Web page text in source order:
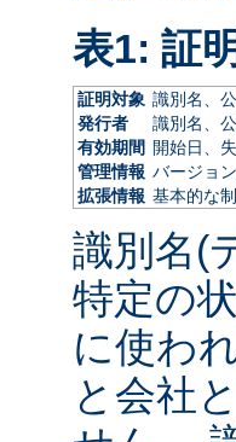
表1: 証
証明対象 識別名、
発行者
識別名、
有効期間 開始日、
管理情報 バージョ
拡張情報 基本的な
識別名(
特定の
に使わ
と会社